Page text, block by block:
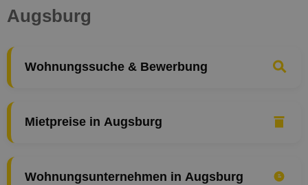
Augsburg
Wohnungssuche & Bewerbung
Mietpreise in Augsburg
Wohnungsunternehmen in Augsburg